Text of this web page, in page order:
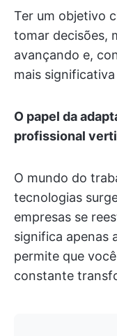
Ter um objetivo
tomar decisões,
avançando e,
mais
O papel da
profissional
O mundo do
tecnologias
empresas se
significa apenas
permite que
constante